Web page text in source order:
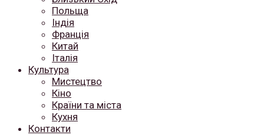
Польща
Індія
Франція
Китай
Італія
Культура
Мистецтво
Кіно
Країни та міста
Кухня
Контакти